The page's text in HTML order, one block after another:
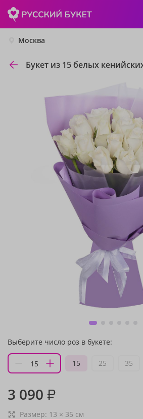
Москва
Букет из 15 белых
Выберите число роз в букете:
15 25 35
3 090 ₽
Размер: 13 × 35 см